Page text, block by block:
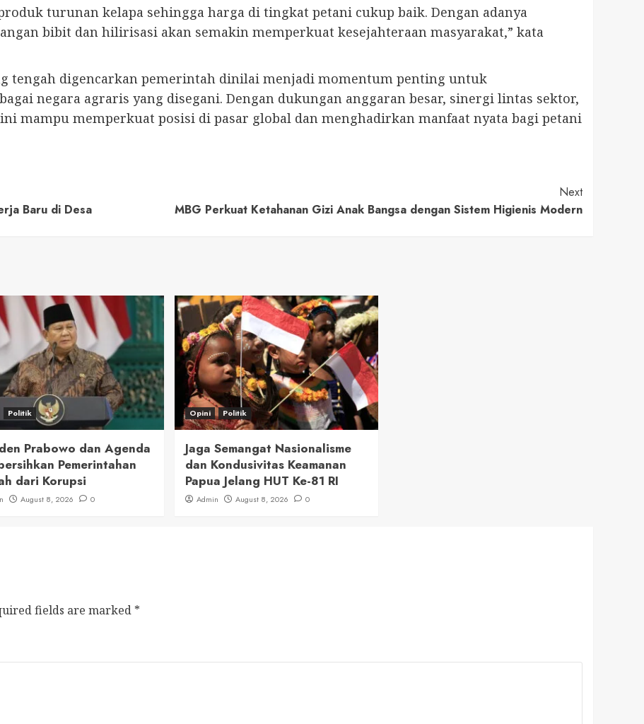
turunan kelapa sehingga harga di tingkat petani cukup baik. Dengan adanya
bibit dan hilirisasi akan semakin memperkuat kesejahteraan masyarakat,” kata
tengah digencarkan pemerintah dinilai menjadi momentum penting untuk
negara agraris yang disegani. Dengan dukungan anggaran besar, sinergi lintas sektor,
mampu memperkuat posisi di pasar global dan menghadirkan manfaat nyata bagi petani
Baru di Desa
Next
MBG Perkuat Ketahanan Gizi Anak Bangsa dengan Sistem Higienis Modern
Politik
Prabowo dan Agenda
Pemerintahan
dari Korupsi
August 8, 2026 0
Opini Politik
Jaga Semangat Nasionalisme
dan Kondusivitas Keamanan
Papua Jelang HUT Ke-81 RI
Admin August 8, 2026 0
fields are marked *